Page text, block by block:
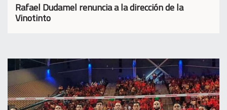
Rafael Dudamel renuncia a la dirección de la
Vinotinto